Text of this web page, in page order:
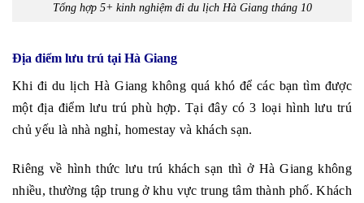
Tổng hợp 5+ kinh nghiệm đi du lịch Hà Giang tháng 10
Địa điểm lưu trú tại Hà Giang
Khi đi du lịch Hà Giang không quá khó để các bạn tìm được
một địa điểm lưu trú phù hợp. Tại đây có 3 loại hình lưu trú
chủ yếu là nhà nghỉ, homestay và khách sạn.
Riêng về hình thức lưu trú khách sạn thì ở Hà Giang không
nhiều, thường tập trung ở khu vực trung tâm thành phố. Khách